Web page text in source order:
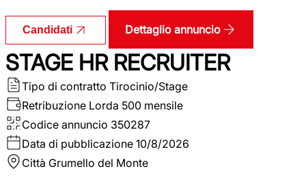
Candidati Dettaglio annuncio
STAGE HR RECRUITER
Tipo di contratto Tirocinio/Stage
Retribuzione Lorda 500 mensile
Codice annuncio 350287
Data di pubblicazione 10/8/2026
Città Grumello del Monte